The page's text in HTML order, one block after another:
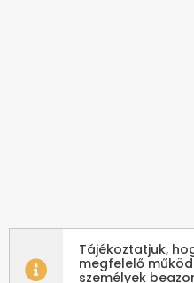
Tájékoztatjuk,
megfelelő
személyek